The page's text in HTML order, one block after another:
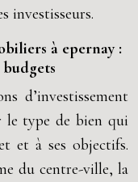
investisseurs.
à epernay :
d’investissement
le type de bien qui
et à ses objectifs.
du centre-ville, la